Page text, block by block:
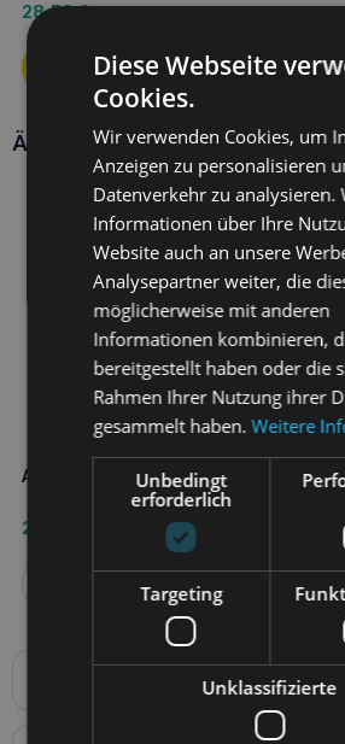
28,50€
Ähnliche Produkte
Avengers Thor Beißring
28,50
Für
Produktbeschreibung
Dieses fantastische Spielzeug in Form
Diese Webseite
Cookies.
Wir verwenden Cookies, um
Anzeigen zu personalisieren
Datenverkehr zu analysieren.
Informationen über Ihre
Website auch an unsere
Analysepartner weiter, die
möglicherweise mit anderen
Informationen kombinieren,
bereitgestellt haben oder die
Rahmen Ihrer Nutzung ihrer
gesammelt haben.Weitere
Unbedingt
erforderlich
Targeting
Unklassifizierte